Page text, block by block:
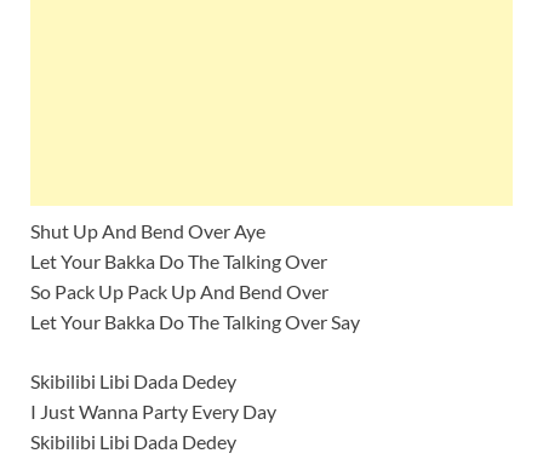
Shut Up And Bend Over Aye
Let Your Bakka Do The Talking Over
So Pack Up Pack Up And Bend Over
Let Your Bakka Do The Talking Over Say
Skibilibi Libi Dada Dedey
I Just Wanna Party Every Day
Skibilibi Libi Dada Dedey